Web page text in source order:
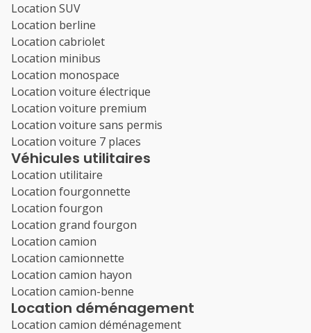
Location SUV
Location berline
Location cabriolet
Location minibus
Location monospace
Location voiture électrique
Location voiture premium
Location voiture sans permis
Location voiture 7 places
Véhicules utilitaires
Location utilitaire
Location fourgonnette
Location fourgon
Location grand fourgon
Location camion
Location camionnette
Location camion hayon
Location camion-benne
Location déménagement
Location camion déménagement